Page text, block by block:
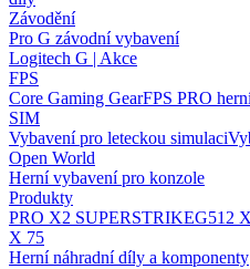
Závodění
Pro G závodní vybavení
Logitech G | Akce
FPS
Core Gaming GearFPS PRO
SIM
Vybavení pro leteckou simulaci
Open World
Herní vybavení pro konzole
Produkty
PRO X2 SUPERSTRIKEG512
X 75
Herní náhradní díly a komponenty